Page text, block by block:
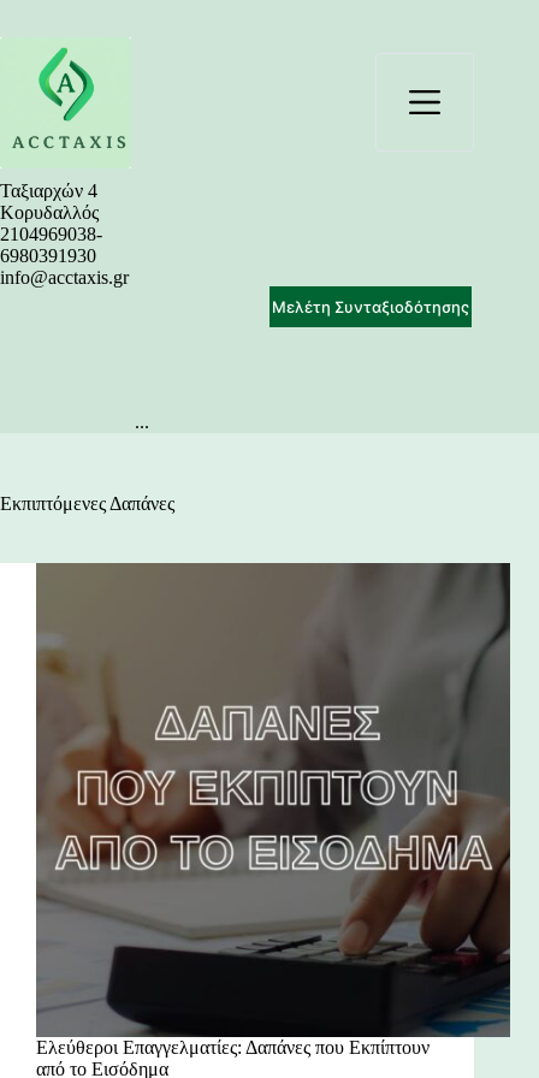
περιεχόμενο
Ταξιαρχών 4
Κορυδαλλός
2104969038-
6980391930
info@acctaxis.gr
...
Μελέτη Συνταξιοδότησης
Εκπιπτόμενες Δαπάνες
Ελεύθεροι Επαγγελματίες: Δαπάνες που Εκπίπτουν
από το Εισόδημα